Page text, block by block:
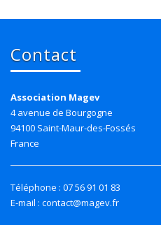
Contact
Association Magev
4 avenue de Bourgogne
94100 Saint-Maur-des-Fossés
France
Téléphone : 07 56 91 01 83
E-mail : contact@magev.fr